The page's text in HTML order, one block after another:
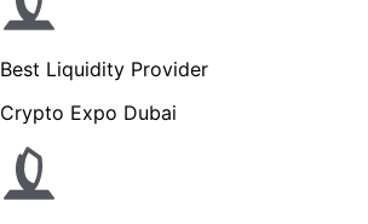
Best Liquidity Provider
Crypto Expo Dubai